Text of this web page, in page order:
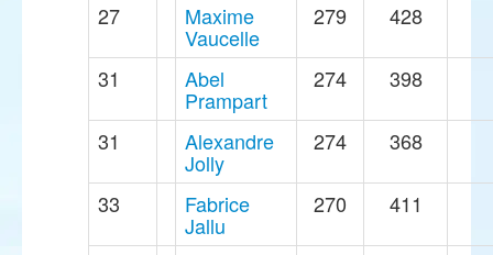
27 Maxime
Vaucelle
279 428
31 Abel
Prampart
274 398
31 Alexandre
Jolly
274 368
33 Fabrice
Jallu
270 411